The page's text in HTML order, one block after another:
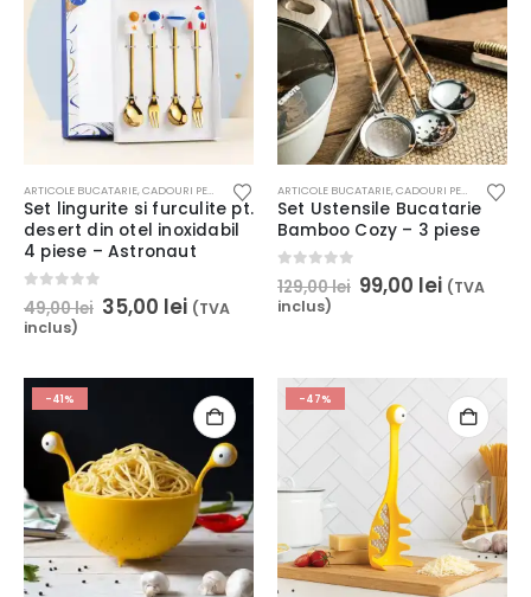
ARTICOLE BUCATARIE,CADOURI PENTRU COPII CELE MAI DORITE,HOME & DECO SERVIREA
Set lingurite si furculite pt.
desert din otel inoxidabil
4 piese – Astronaut
0out of 5
49,00lei Prețul
inițial
49,00 lei.
35,00 leiPrețul
curent
(TVA
inclus)
ARTICOLE BUCATARIE,CADOURI PENTRU EA
Set Ustensile Bucatarie
Bamboo Cozy – 3 piese
0out of 5
129,00lei Prețul
inițial
99,00 leiPrețul
curent
(TVA
inclus)
-41% -47%